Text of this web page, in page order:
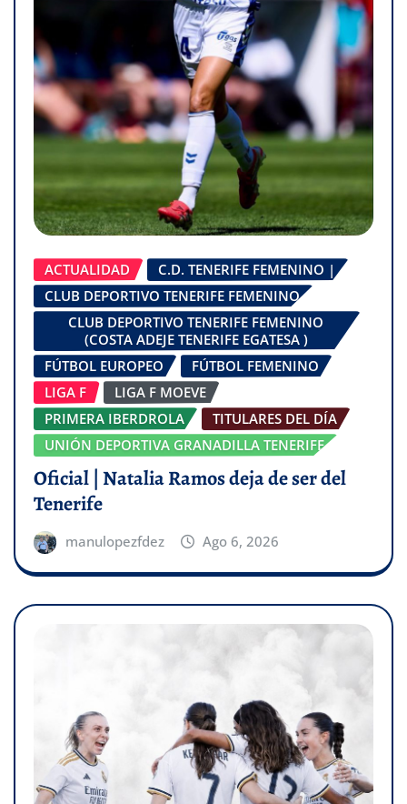
ACTUALIDAD
C.D. TENERIFE FEMENINO |
CLUB DEPORTIVO TENERIFE FEMENINO
CLUB DEPORTIVO TENERIFE FEMENINO
(COSTA ADEJE TENERIFE EGATESA )
FÚTBOL EUROPEO
FÚTBOL FEMENINO
LIGA F
LIGA F MOEVE
PRIMERA IBERDROLA
TITULARES DEL DÍA
UNIÓN DEPORTIVA GRANADILLA TENERIFE
Oficial | Natalia Ramos deja de ser del
Tenerife
manulopezfdez Ago 6, 2026